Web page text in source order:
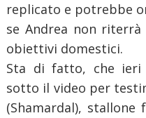
replicato e potrebbe
se Andrea non
obiettivi domestici.
Sta di fatto, che ieri
sotto il video per
(Shamardal),